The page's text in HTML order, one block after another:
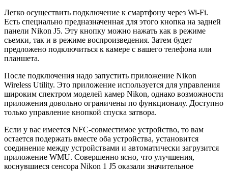
Легко осуществить подключение к смартфону через Wi-Fi.
Есть специально предназначенная для этого кнопка на задней
панели Nikon J5. Эту кнопку можно нажать как в режиме
съемки, так и в режиме воспроизведения. Затем будет
предложено подключиться к камере с вашего телефона или
планшета.
После подключения надо запустить приложение Nikon
Wireless Utility. Это приложение используется для управления
широким спектром моделей камер Nikon, однако возможности
приложения довольно ограничены по функционалу. Доступно
только управление кнопкой спуска затвора.
Если у вас имеется NFC-совместимое устройство, то вам
остается подержать вместе оба устройства, установится
соединение между устройствами и автоматически загрузится
приложение WMU. Совершенно ясно, что улучшения,
коснувшиеся сенсора Nikon 1 J5 оказали значительное